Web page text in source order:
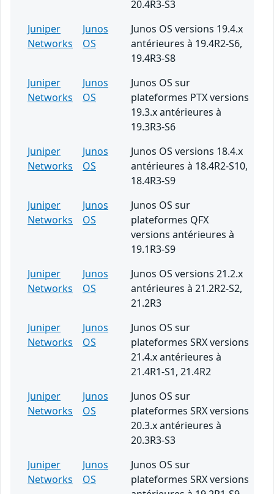
20.4R3-S3
Juniper
Networks
Junos
OS
Junos OS versions 19.4.x
antérieures à 19.4R2-S6,
19.4R3-S8
Juniper
Networks
Junos
OS
Junos OS sur
plateformes PTX versions
19.3.x antérieures à
19.3R3-S6
Juniper
Networks
Junos
OS
Junos OS versions 18.4.x
antérieures à 18.4R2-S10,
18.4R3-S9
Juniper
Networks
Junos
OS
Junos OS sur
plateformes QFX
versions antérieures à
19.1R3-S9
Juniper
Networks
Junos
OS
Junos OS versions 21.2.x
antérieures à 21.2R2-S2,
21.2R3
Juniper
Networks
Junos
OS
Junos OS sur
plateformes SRX versions
21.4.x antérieures à
21.4R1-S1, 21.4R2
Juniper
Networks
Junos
OS
Junos OS sur
plateformes SRX versions
20.3.x antérieures à
20.3R3-S3
Juniper
Networks
Junos
OS
Junos OS sur
plateformes SRX versions